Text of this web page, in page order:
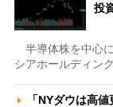
投
半導体株を中心
シアホールディン
「NYダウは高